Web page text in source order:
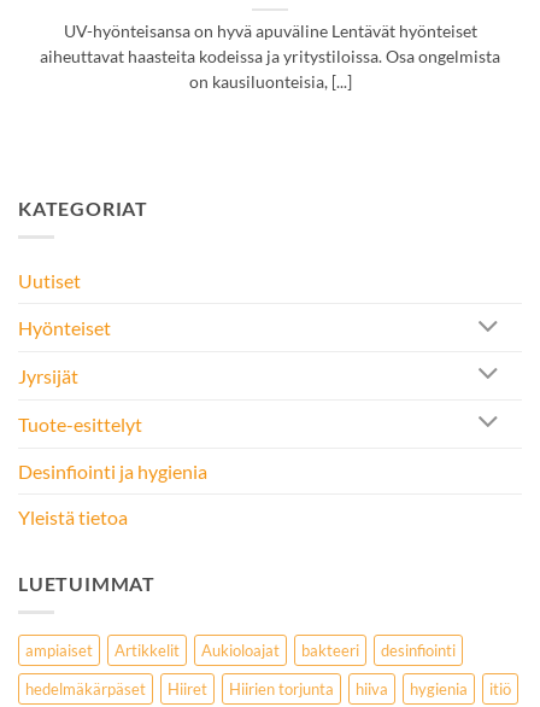
UV-hyönteisansa on hyvä apuväline Lentävät hyönteiset
aiheuttavat haasteita kodeissa ja yritystiloissa. Osa ongelmista
on kausiluonteisia, [...]
KATEGORIAT
Uutiset
Hyönteiset
Jyrsijät
Tuote-esittelyt
Desinfiointi ja hygienia
Yleistä tietoa
LUETUIMMAT
ampiaiset Artikkelit Aukioloajat bakteeri
desinfiointi
hedelmäkärpäset
Hiiret Hiirien torjunta hiiva hygienia
itiö